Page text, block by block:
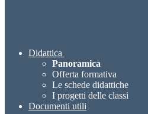
Didattica
Panoramica
Offerta formativa
Le schede didattiche
I progetti delle classi
Documenti utili